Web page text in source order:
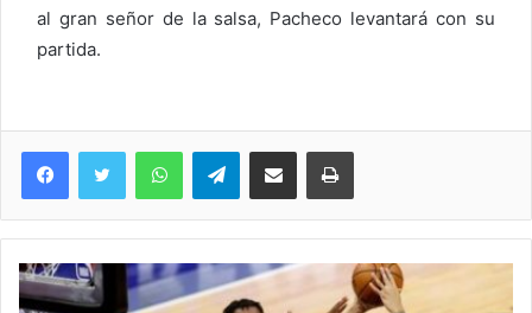
al gran señor de la salsa, Pacheco levantará con su
partida.
WhatsAppTelegramCompartir via Email Imprimi